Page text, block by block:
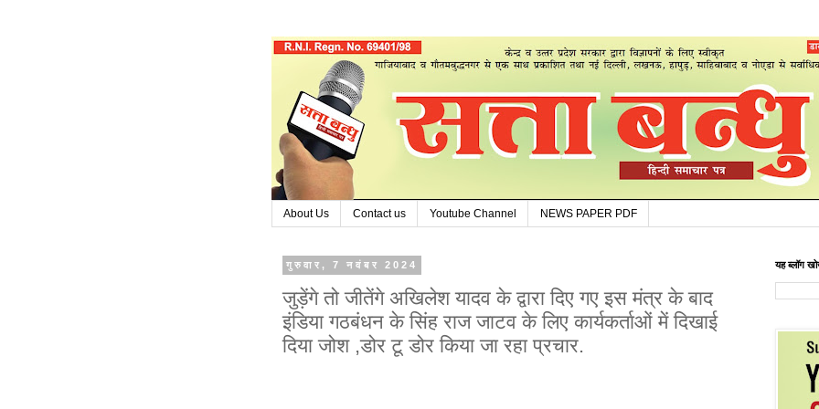
About Us Contact us Youtube Channel NEWS PAPER PDF
गुरुवार, 7 नवंबर 2024
जुड़ेंगे तो जीतेंगे अखिलेश यादव के द्वारा दिए गए इस मंत्र के बाद
इंडिया गठबंधन के सिंह राज जाटव के लिए कार्यकर्ताओं में दिखाई
दिया जोश ,डोर टू डोर किया जा रहा प्रचार.
यह ब्लॉग